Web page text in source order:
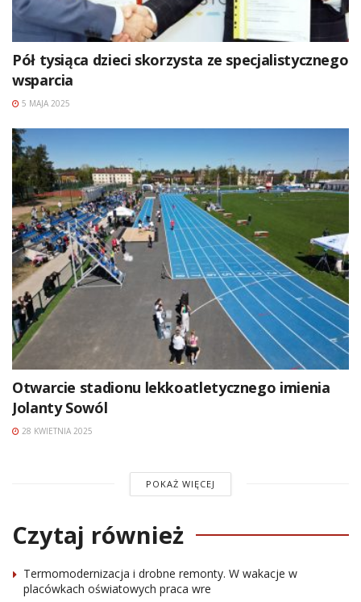
Pół tysiąca dzieci skorzysta ze specjalistycznego
wsparcia
5 MAJA 2025
Otwarcie stadionu lekkoatletycznego imienia
Jolanty Sowól
28 KWIETNIA 2025
POKAŻ WIĘCEJ
Czytaj również
Termomodernizacja i drobne remonty. W wakacje w
placówkach oświatowych praca wre